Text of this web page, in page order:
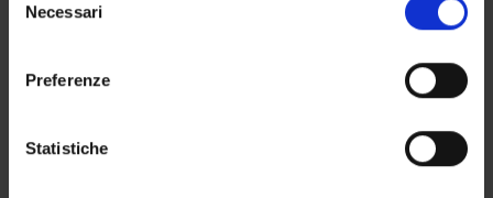
modificare o revocare il proprio consenso in qualsiasi
momento dalla Dichiarazione sui cookie o facendo clic
raccogliere informazioni sulla tua posizione
geografica, con un'approssimazione di qualche
delNecessari
Preferenze
Statistiche
PUBLICATIONS
L'ultimo dei Colonna. Romanzo 2000